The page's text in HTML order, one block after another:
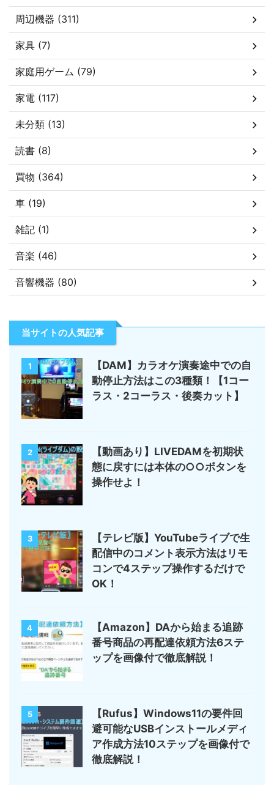
周辺機器 (311)
家具 (7)
家庭用ゲーム (79)
家電 (117)
未分類 (13)
読書 (8)
買物 (364)
車 (19)
雑記 (1)
音楽 (46)
音響機器 (80)
当サイトの人気記事
1
【DAM】カラオケ演奏途中での自
動停止方法はこの3種類！【1コー
ラス・2コーラス・後奏カット】
2
【動画あり】LIVEDAMを初期状
態に戻すには本体の○○ボタンを
操作せよ！
3
【テレビ版】YouTubeライブで生
配信中のコメント表示方法はリモ
コンで4ステップ操作するだけで
OK！
4
【Amazon】DAから始まる追跡
番号商品の再配達依頼方法6ステ
ップを画像付で徹底解説！
5
【Rufus】Windows11の要件回
避可能なUSBインストールメディ
ア作成方法10ステップを画像付で
徹底解説！